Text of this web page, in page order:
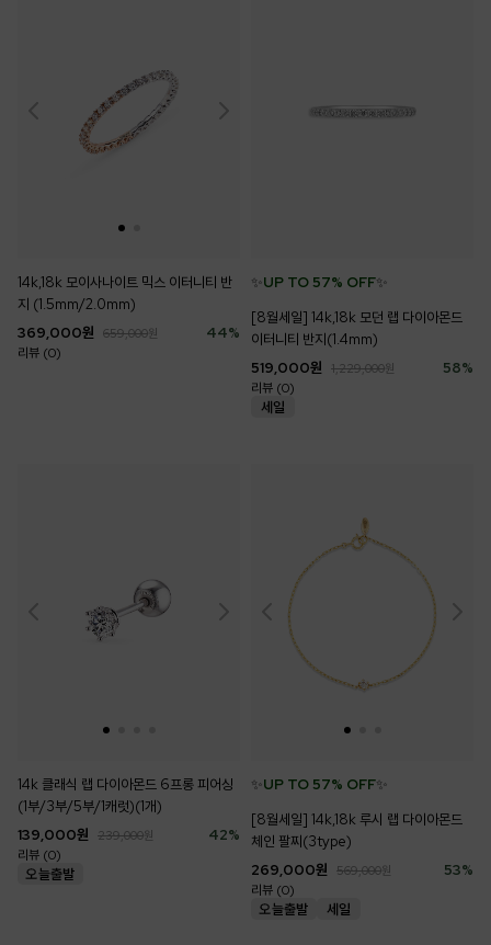
14k,18k 모이사나이트 믹스 이터니티 반
지 (1.5mm/2.0mm)
44%
369,000원 659,000원
리뷰 (0)
✨UP TO 57% OFF✨
[8월세일] 14k,18k 모던 랩 다이아몬드
이터니티 반지(1.4mm)
58%
519,000원 1,229,000원
리뷰 (0)
14k 클래식 랩 다이아몬드 6프롱 피어싱
(1부/3부/5부/1캐럿)(1개)
42%
139,000원 239,000원
리뷰 (0)
✨UP TO 57% OFF✨
[8월세일] 14k,18k 루시 랩 다이아몬드
체인 팔찌(3type)
53%
269,000원 569,000원
리뷰 (0)